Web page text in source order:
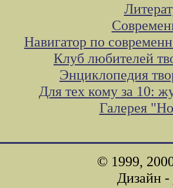
Навигатор по
Клуб любителей
Энциклопедия
Для тех кому за 10:
Галерея
© 1999,
Дизайн -